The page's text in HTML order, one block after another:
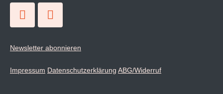
Newsletter abonnieren
Impressum Datenschutzerklärung ABG/Widerruf